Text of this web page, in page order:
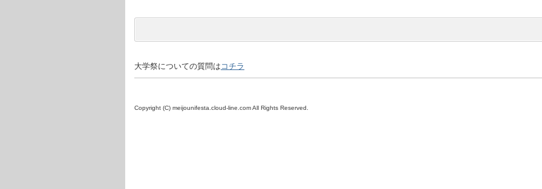
大学祭についての質問は コチラ
Copyright (C) meijounifesta.cloud-line.com All Rights Reserved.